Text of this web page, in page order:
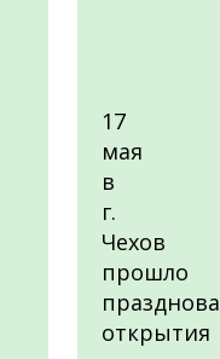
17
мая
в
г.
Чехов
прошло
открытия